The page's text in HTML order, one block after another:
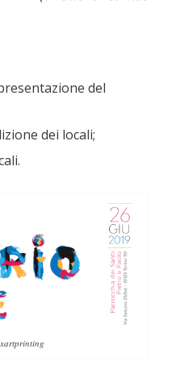
del
dei locali;